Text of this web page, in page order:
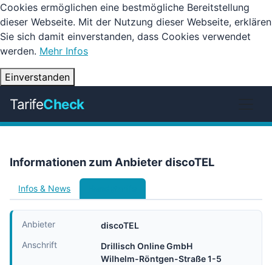
Cookies ermöglichen eine bestmögliche Bereitstellung
dieser Webseite. Mit der Nutzung dieser Webseite, erklären
Sie sich damit einverstanden, dass Cookies verwendet
werden. Mehr Infos
Einverstanden
TarifeCheck
Informationen zum Anbieter discoTEL
Infos & News
Anbieter
discoTEL
Anschrift
Drillisch Online GmbH
Wilhelm-Röntgen-Straße 1-5